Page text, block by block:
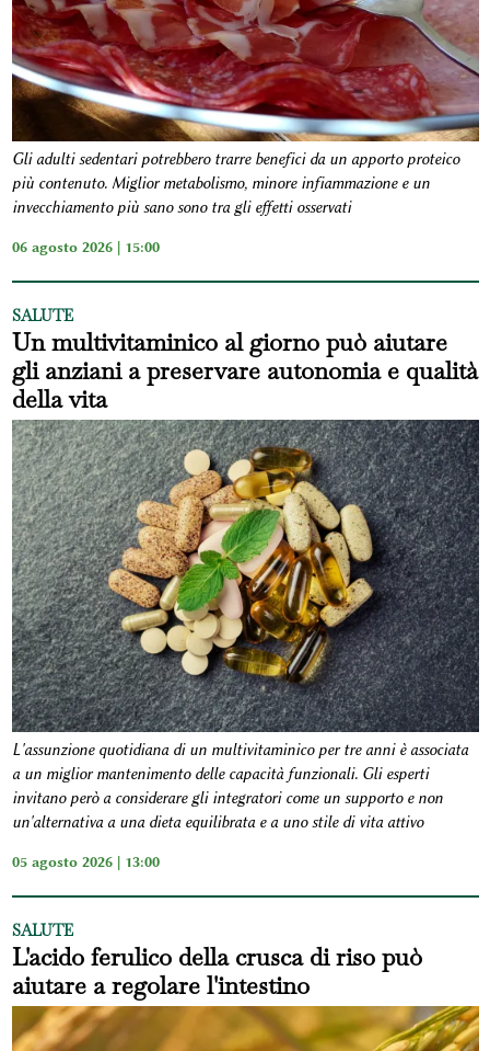
Gli adulti sedentari potrebbero trarre benefici da un apporto proteico
più contenuto. Miglior metabolismo, minore infiammazione e un
invecchiamento più sano sono tra gli effetti osservati
06 agosto 2026 | 15:00
SALUTE
Un multivitaminico al giorno può aiutare
gli anziani a preservare autonomia e qualità
della vita
L'assunzione quotidiana di un multivitaminico per tre anni è associata
a un miglior mantenimento delle capacità funzionali. Gli esperti
invitano però a considerare gli integratori come un supporto e non
un'alternativa a una dieta equilibrata e a uno stile di vita attivo
05 agosto 2026 | 13:00
SALUTE
L'acido ferulico della crusca di riso può
aiutare a regolare l'intestino